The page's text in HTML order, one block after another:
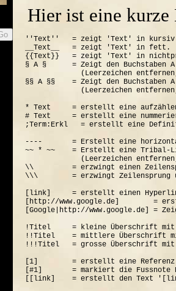
Hier ist eine
''Text''   = zeigt 'Text' in
__Text__   = zeigt 'Text' in fett.
{{Text}}   = zeigt 'Text' in
§ A §      = Zeigt den Buchstaben
(Leerzeichen
§§ A §§    = Zeigt den Buchstaben
(Leerzeichen
* Text     = erstellt eine
# Text     = erstellt eine
;Term:Erkl   = erstellt eine
----       = Erstellt eine
~~ * ~~    = Erstellt eine Tribal-
(Leerzeichen
\\         = erzwingt einen
\\\        = erzwingt Zeilensprung
[link]     = erstellt einen
[http://www.google.de]        =
[Google|http://www.google.de] =
!Titel     = kleine Überschrift
!!Titel    = mittlere Überschrift
!!!Titel   = grosse Überschrift
[1]        = erstellt eine Referenz
[#1]       = markiert die Fussnote
[[link]    = erstellt den Text